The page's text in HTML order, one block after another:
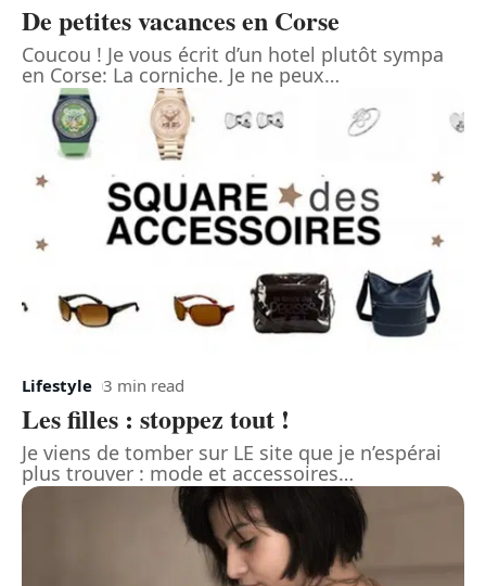
De petites vacances en Corse
Coucou ! Je vous écrit d’un hotel plutôt sympa
en Corse: La corniche. Je ne peux…
Lifestyle 3 min read
Les filles : stoppez tout !
Je viens de tomber sur LE site que je n’espérai
plus trouver : mode et accessoires…